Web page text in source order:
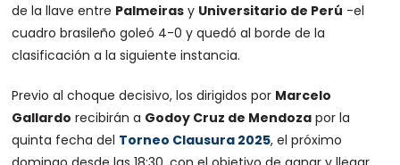
de la llave entre Palmeiras y Universitario de Perú -el
cuadro brasileño goleó 4-0 y quedó al borde de la
clasificación a la siguiente instancia.
Previo al choque decisivo, los dirigidos por Marcelo
Gallardo recibirán a Godoy Cruz de Mendoza por la
quinta fecha del Torneo Clausura 2025, el próximo